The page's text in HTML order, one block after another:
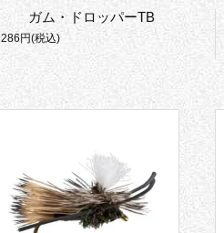
ガム・ドロッパーTB
286円(税込)